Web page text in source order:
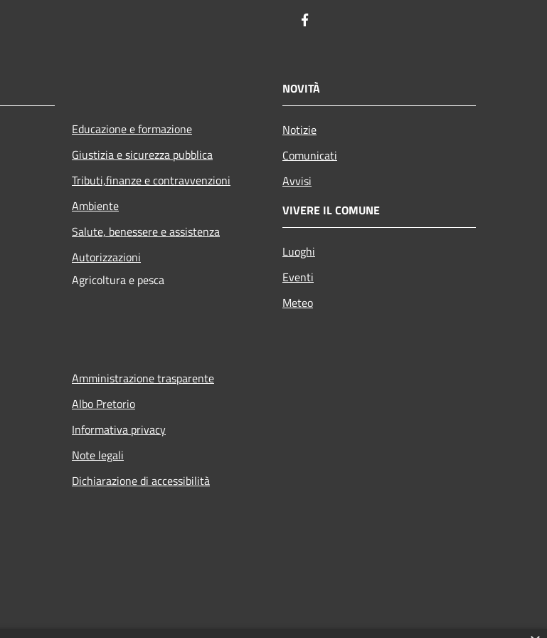
Educazione e formazione
Giustizia e sicurezza pubblica
Tributi,finanze e contravvenzioni
Ambiente
Salute, benessere e assistenza
Autorizzazioni
Agricoltura e pesca
NOVITÀ
Notizie
Comunicati
Avvisi
VIVERE IL COMUNE
Luoghi
Eventi
Meteo
Amministrazione trasparente
Albo Pretorio
Informativa privacy
Note legali
Dichiarazione di accessibilità